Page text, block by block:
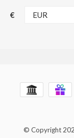
€
© Copyright